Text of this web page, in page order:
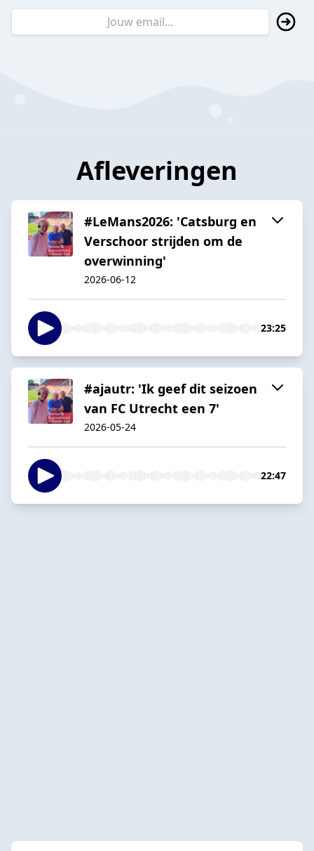
Afleveringen
#LeMans2026: 'Catsburg en
Verschoor strijden om de
overwinning'
2026-06-12
23:25
#ajautr: 'Ik geef dit seizoen
van FC Utrecht een 7'
2026-05-24
22:47